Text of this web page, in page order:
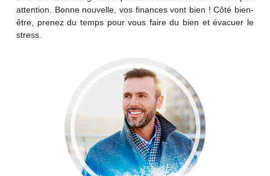
attention. Bonne nouvelle, vos finances vont bien ! Côté bien-
être, prenez du temps pour vous faire du bien et évacuer le
stress.